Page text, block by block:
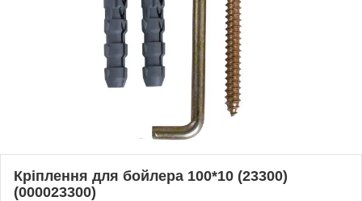
Кріплення для бойлера 100*10 (23300)
(000023300)